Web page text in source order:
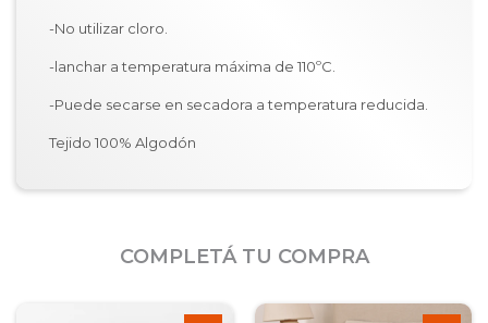
-No utilizar cloro.
-lanchar a temperatura máxima de 110ºC.
-Puede secarse en secadora a temperatura reducida.
Tejido 100% Algodón
COMPLETÁ TU COMPRA